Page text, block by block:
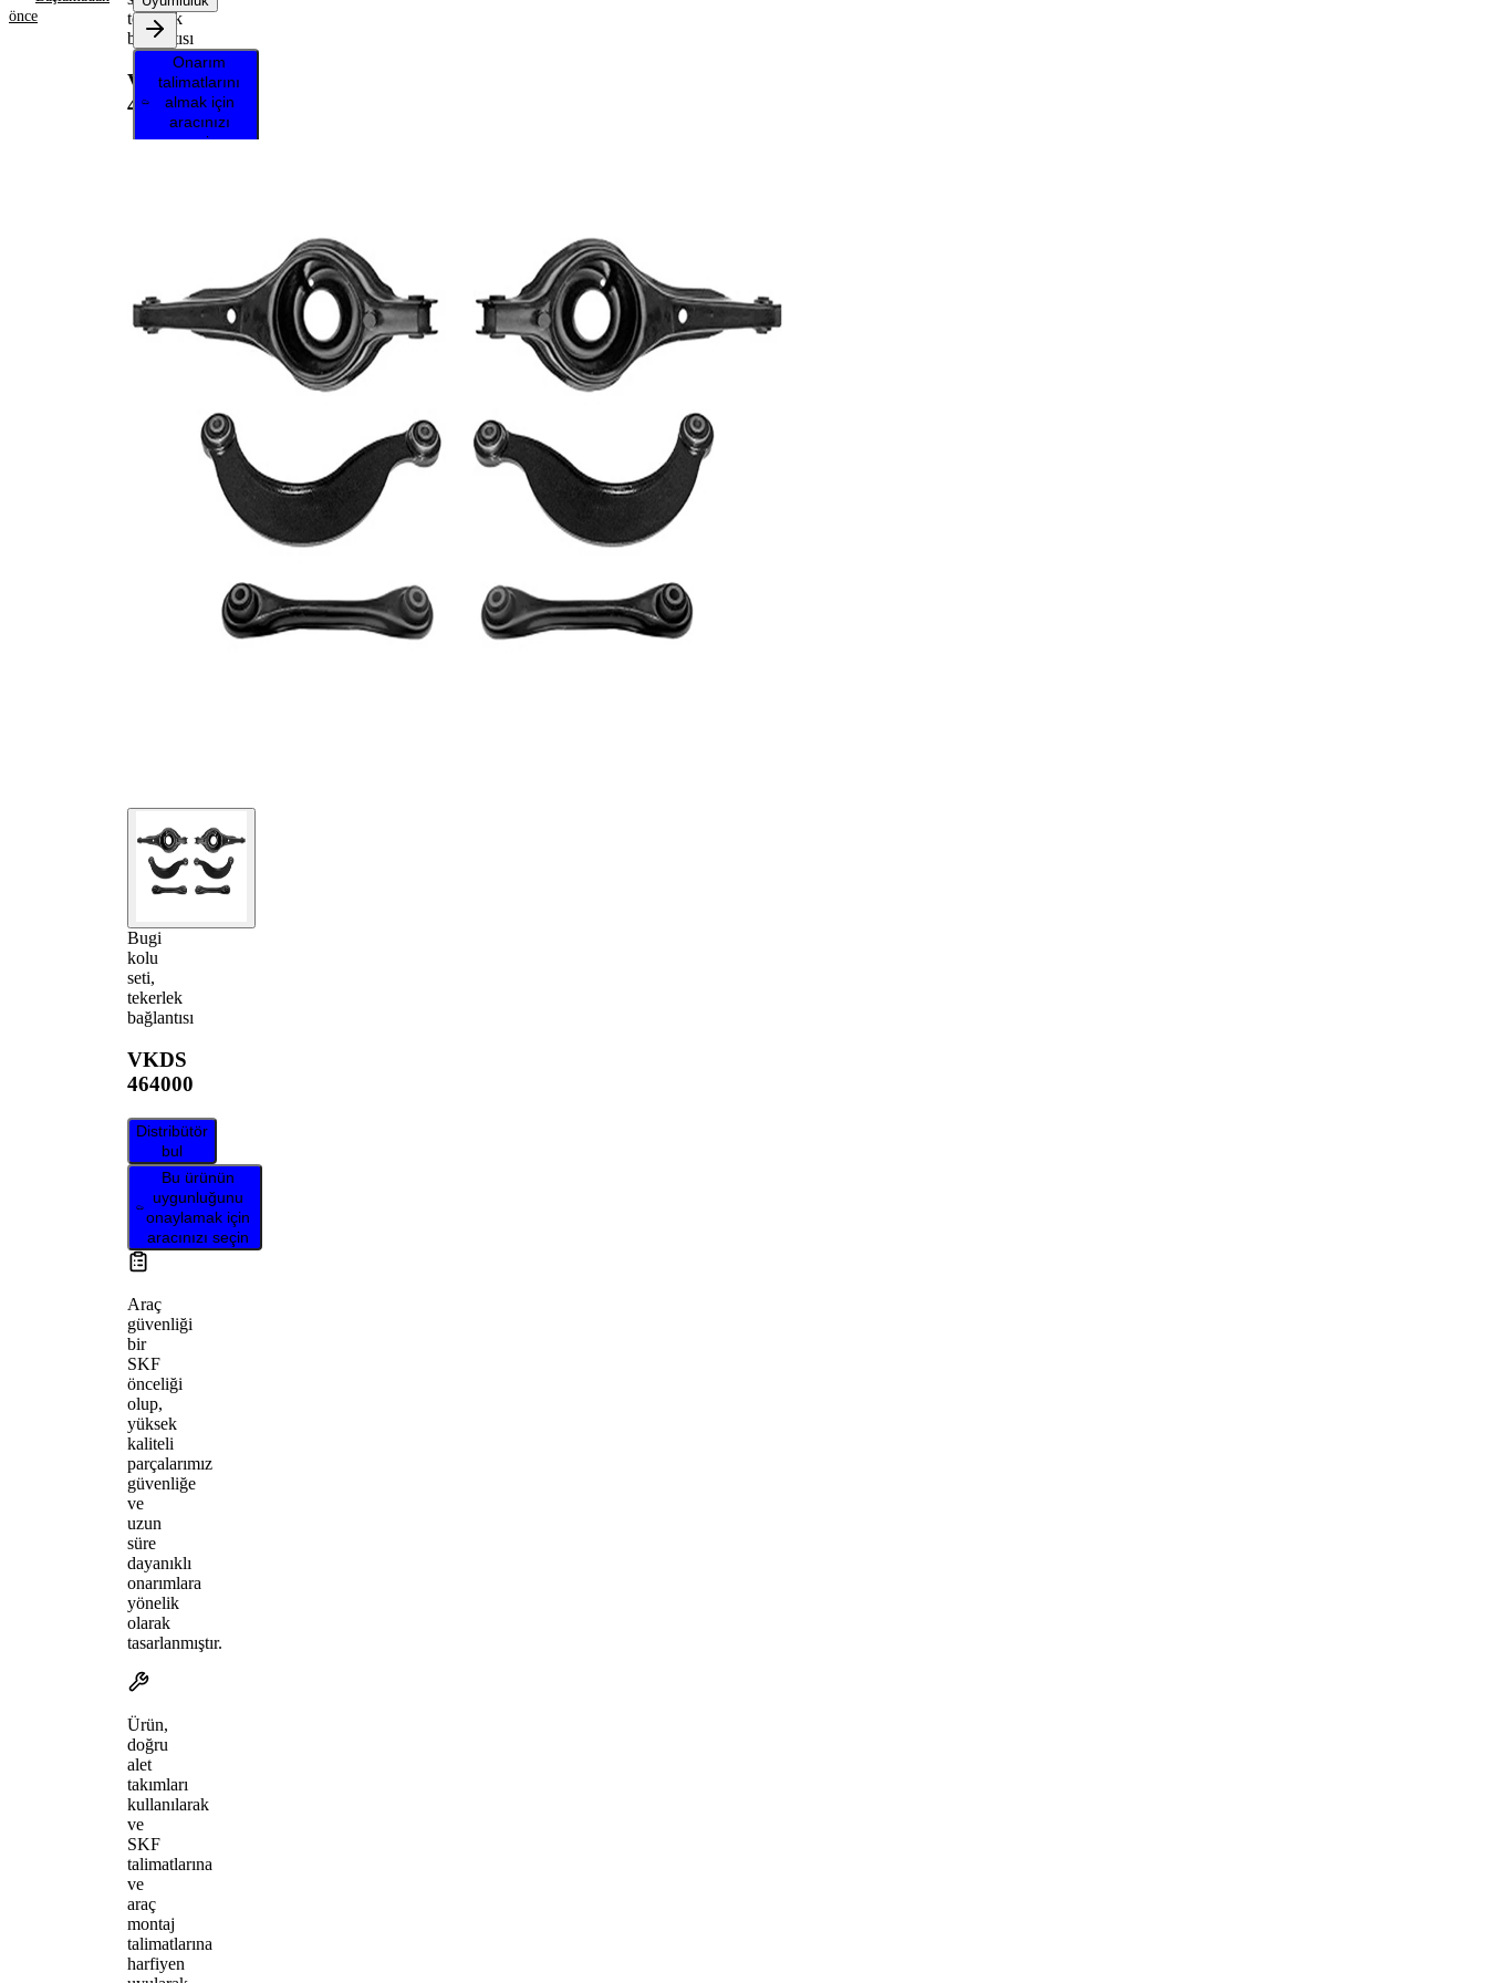
önce
tekerlek
bağlantısı
VKDS
464000
Bugi
kolu
seti,
tekerlek
bağlantısı
VKDS
464000
Distribütör
bul
Bu ürünün
uygunluğunu
onaylamak için
aracınızı seçin
Araç
güvenliği
bir
SKF
önceliği
olup,
yüksek
kaliteli
parçalarımız
güvenliğe
ve
uzun
süre
dayanıklı
onarımlara
yönelik
olarak
tasarlanmıştır.
Ürün,
doğru
alet
takımları
kullanılarak
ve
SKF
talimatlarına
ve
araç
montaj
talimatlarına
harfiyen
Onarım
talimatlarını
almak için
aracınızı
seçin